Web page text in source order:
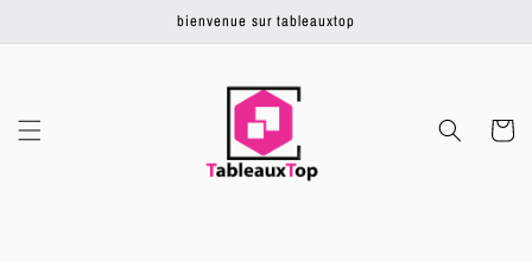
contenu
bienvenue sur tableauxtop
Panier